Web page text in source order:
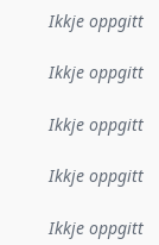
Ikkje oppgitt
Ikkje oppgitt
Ikkje oppgitt
Ikkje oppgitt
Ikkje oppgitt